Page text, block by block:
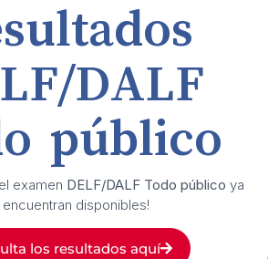
y ética
boletín cultural
redes sociales
aliados
DALF
público
examen DELF/DALF Todo público ya
disponibles!
los resultados aquí